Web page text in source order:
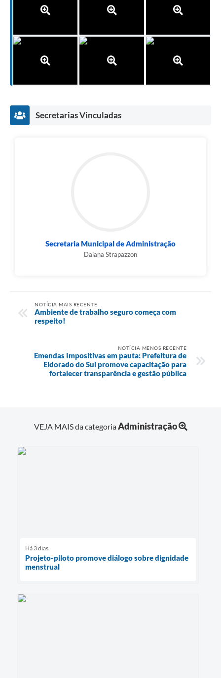
Secretarias Vinculadas
Secretaria Municipal de Administração
Daiana Strapazzon
NOTÍCIA MAIS RECENTE
Ambiente de trabalho seguro começa com
respeito!
NOTÍCIA MENOS RECENTE
Emendas Impositivas em pauta: Prefeitura de
Eldorado do Sul promove capacitação para
fortalecer transparência e gestão pública
VEJA MAIS da categoriaAdministração
Há 3 dias
Projeto-piloto promove diálogo sobre dignidade
menstrual